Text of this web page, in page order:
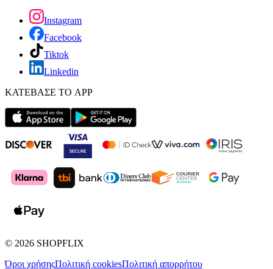
Instagram
Facebook
Tiktok
Linkedin
ΚΑΤΕΒΑΣΕ ΤΟ APP
© 2026 SHOPFLIX
Όροι χρήσηςΠολιτική cookiesΠολιτική απορρήτου